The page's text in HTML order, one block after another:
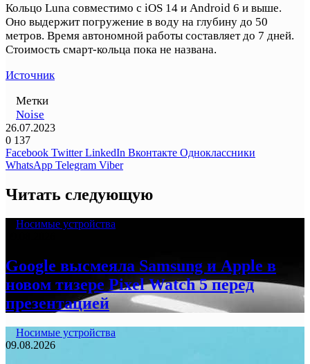
Кольцо Luna совместимо с iOS 14 и Android 6 и выше.
Оно выдержит погружение в воду на глубину до 50
метров. Время автономной работы составляет до 7 дней.
Стоимость смарт-кольца пока не названа.
Источник
Метки
Noise
26.07.2023
0 137
Facebook Twitter LinkedIn Вконтакте Одноклассники
WhatsApp Telegram Viber
Читать следующую
Носимые устройства
Google высмеяла Samsung и Apple в
новом тизере Pixel Watch 5 перед
презентацией
Носимые устройства
09.08.2026